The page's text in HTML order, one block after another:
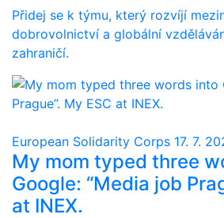
Přidej se k týmu, který rozvíjí
dobrovolnictví a globální
zahraničí.
European Solidarity Corps 17. 7.
My mom typed three
Google: “Media job
at INEX.